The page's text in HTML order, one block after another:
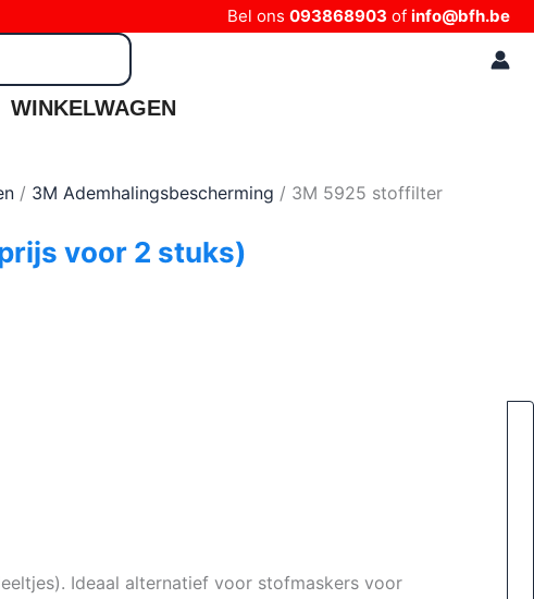
Bel ons 093868903 of info@bfh.be
WINKELWAGEN
/ 3M Ademhalingsbescherming / 3M 5925 stoffilter
voor 2 stuks)
Ideaal alternatief voor stofmaskers voor